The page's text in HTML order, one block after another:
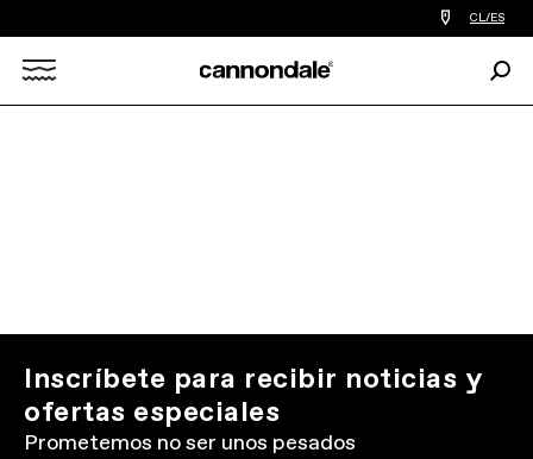
Encontrar
tiedas
bicicletas
de
CL/ES
Inscríbete para recibir noticias y
ofertas especiales
Prometemos no ser unos pesados